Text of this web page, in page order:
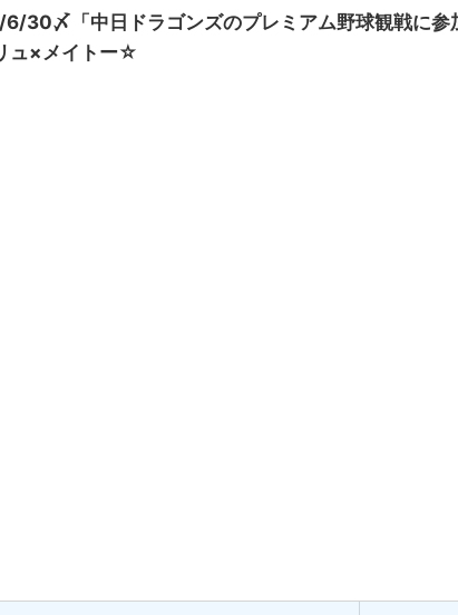
30〆「中日ドラゴンズのプレミアム野球観戦に
ュ×メイトー☆